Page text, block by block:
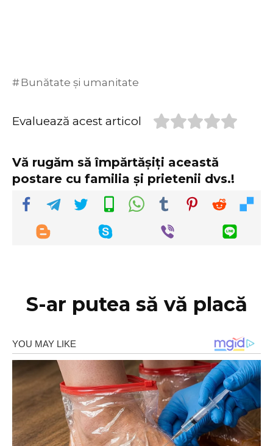
Bunătate și umanitate
Evaluează acest articol
Vă rugăm să împărtășiți această
postare cu familia și prietenii dvs.!
S-ar putea să vă placă